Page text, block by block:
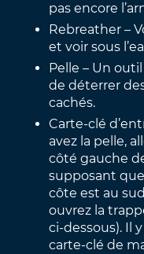
pas encore
Rebreather –
et voir sous
Pelle – Un
de déterrer
cachés.
Carte-clé
avez la pelle,
côté gauche
supposant
côte est au
ouvrez la
ci-dessous). Il
carte-clé de